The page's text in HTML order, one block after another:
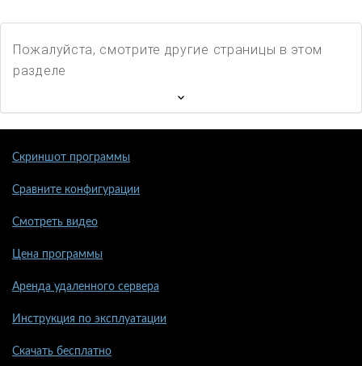
Пожалуйста, смотрите другие страницы в этом
разделе
Скриншот программы
Сравните конфигурации
Смотреть видео
Цена программы
Аренда удаленного сервера
Инструкция по эксплуатации
Скачать бесплатно